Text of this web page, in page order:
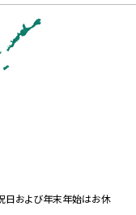
日および年末年始はお休